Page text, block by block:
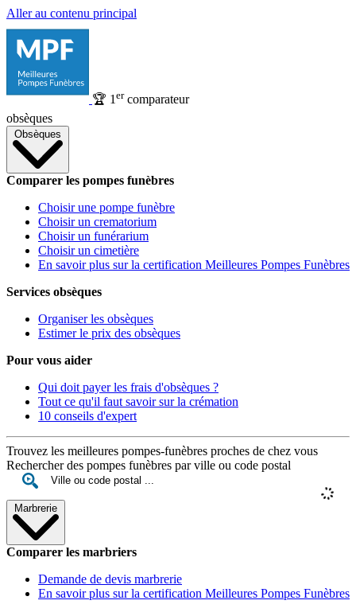
Aller au contenu principal
🏆 1 ercomparateur
obsèques
Obsèques
Comparer les pompes funèbres
Choisir une pompe funèbre
Choisir un crematorium
Choisir un funérarium
Choisir un cimetière
En savoir plus sur la certification Meilleures Pompes Funèbres
Services obsèques
Organiser les obsèques
Estimer le prix des obsèques
Pour vous aider
Qui doit payer les frais d'obsèques ?
Tout ce qu'il faut savoir sur la crémation
10 conseils d'expert
Trouvez les meilleures pompes-funèbres proches de chez vous
Rechercher des pompes funèbres par ville ou code postal
Marbrerie
Comparer les marbriers
Demande de devis marbrerie
En savoir plus sur la certification Meilleures Pompes Funèbres